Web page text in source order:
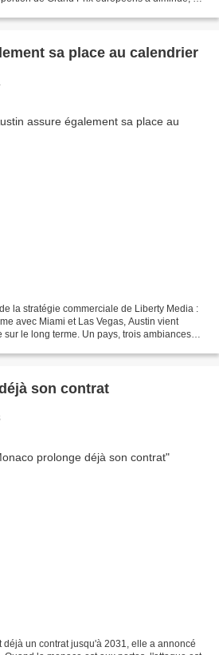
sa place au calendrier
la stratégie commerciale de Liberty Media :
avec Miami et Las Vegas, Austin vient
le long terme. Un pays, trois ambiances
son contrat
un contrat jusqu'à 2031, elle a annoncé